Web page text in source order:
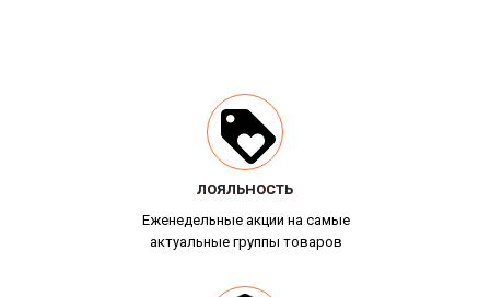
Еженедельные акции на самые
актуальные группы товаров
ЛОЯЛЬНОСТЬ
ЛОЯЛЬНОСТЬ